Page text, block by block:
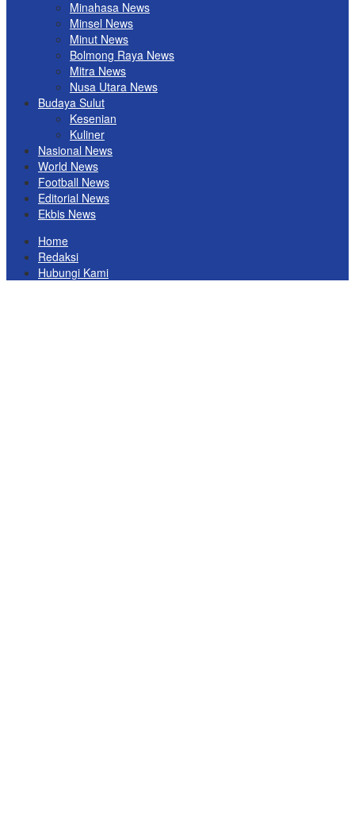
Minahasa News
Minsel News
Minut News
Bolmong Raya News
Mitra News
Nusa Utara News
Budaya Sulut
Kesenian
Kuliner
Nasional News
World News
Football News
Editorial News
Ekbis News
Home
Redaksi
Hubungi Kami